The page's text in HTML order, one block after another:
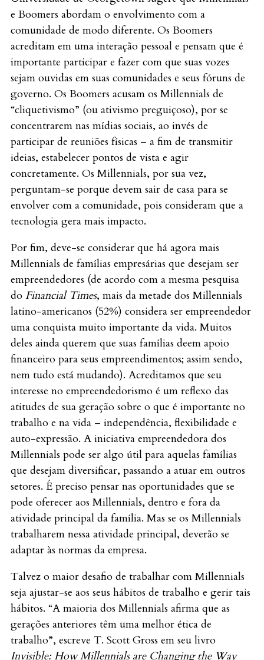
e Boomers abordam o envolvimento com a
comunidade de modo diferente. Os Boomers
acreditam em uma interação pessoal e pensam que é
importante participar e fazer com que suas vozes
sejam ouvidas em suas comunidades e seus fóruns de
governo. Os Boomers acusam os Millennials de
“cliquetivismo” (ou ativismo preguiçoso), por se
concentrarem nas mídias sociais, ao invés de
participar de reuniões físicas – a fim de transmitir
ideias, estabelecer pontos de vista e agir
concretamente. Os Millennials, por sua vez,
perguntam-se porque devem sair de casa para se
envolver com a comunidade, pois consideram que a
tecnologia gera mais impacto.
Por fim, deve-se considerar que há agora mais
Millennials de famílias empresárias que desejam ser
empreendedores (de acordo com a mesma pesquisa
do Financial Times, mais da metade dos Millennials
latino-americanos (52%) considera ser empreendedor
uma conquista muito importante da vida. Muitos
deles ainda querem que suas famílias deem apoio
financeiro para seus empreendimentos; assim sendo,
nem tudo está mudando). Acreditamos que seu
interesse no empreendedorismo é um reflexo das
atitudes de sua geração sobre o que é importante no
trabalho e na vida – independência, flexibilidade e
auto-expressão. A iniciativa empreendedora dos
Millennials pode ser algo útil para aquelas famílias
que desejam diversificar, passando a atuar em outros
setores. É preciso pensar nas oportunidades que se
pode oferecer aos Millennials, dentro e fora da
atividade principal da família. Mas se os Millennials
trabalharem nessa atividade principal, deverão se
adaptar às normas da empresa.
Talvez o maior desafio de trabalhar com Millennials
seja ajustar-se aos seus hábitos de trabalho e gerir tais
hábitos. “A maioria dos Millennials afirma que as
gerações anteriores têm uma melhor ética de
trabalho”, escreve T. Scott Gross em seu livro
Invisible: How Millennials are Changing the Way